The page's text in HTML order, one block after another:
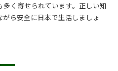
く寄せられています。正しい知
ら安全に日本で生活しましょ